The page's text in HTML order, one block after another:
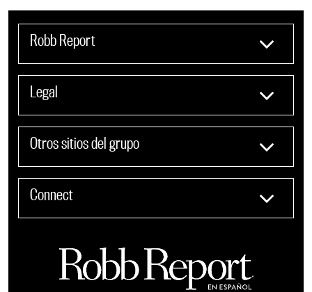
Robb Report
Legal
Otros sitios del grupo
Connect